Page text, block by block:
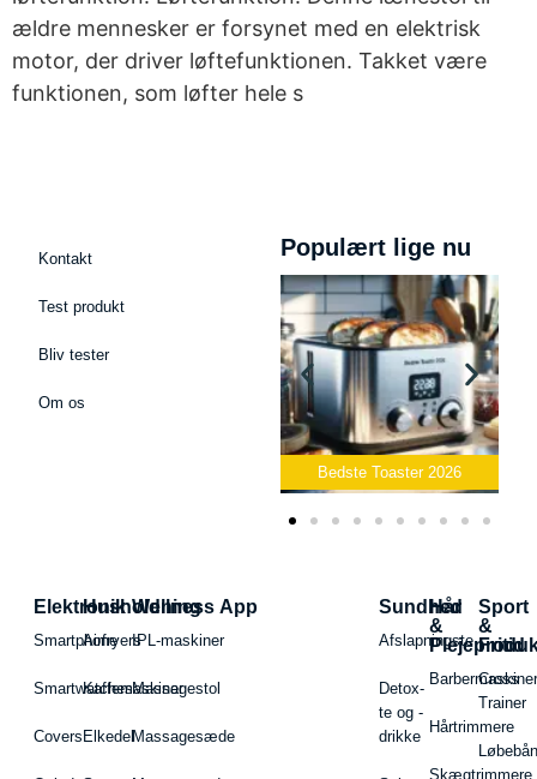
ældre mennesker er forsynet med en elektrisk
motor, der driver løftefunktionen. Takket være
funktionen, som løfter hele s
Kontakt
Test produkt
Bliv tester
Om os
Populært lige nu
Bedste Toaster 2026
Elektronik
Smartphone
Smartwatches
Covers
Husholdning
Airfryers
Kaffemaskiner
Elkedel
Wellness App
IPL-maskiner
Massagestol
Massagesæde
Sundhed
Afslapningste
Detox-
te og -
drikke
Hår
&
Hårtrimmere
Skægtrimmere
Sport
&
Fritid
Cross
Trainer